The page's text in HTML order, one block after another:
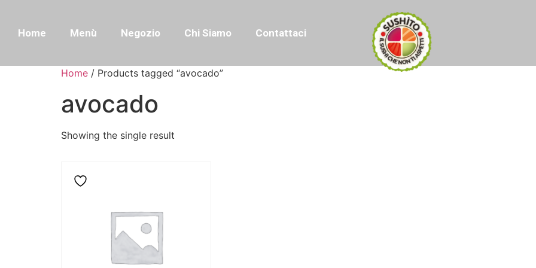
Home Menù Negozio Chi Siamo Contattaci
Home / Products tagged “avocado”
avocado
Showing the single result